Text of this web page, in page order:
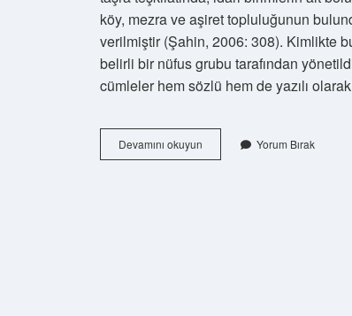
köy, mezra ve aşiret topluluğunun
verilmiştir (Şahin, 2006: 308). Kimlikte
belirli bir nüfus grubu tarafından
cümleler hem sözlü hem de yazılı
Devamını okuyun
Nedir
Yorum Bırak